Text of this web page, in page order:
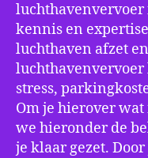
luchthavenvervoer
kennis en
luchthaven afzet
luchthavenvervoer
stress,
Om je hierover
we hieronder de
je klaar gezet.